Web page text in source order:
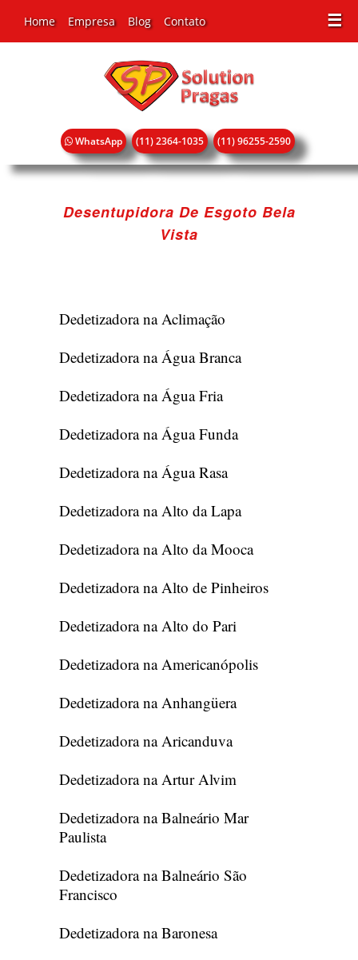
☰
Home Empresa Blog Contato
WhatsApp (11) 2364-1035 (11) 96255-2590
Desentupidora De Esgoto Bela
Vista
Dedetizadora na Aclimação
Dedetizadora na Água Branca
Dedetizadora na Água Fria
Dedetizadora na Água Funda
Dedetizadora na Água Rasa
Dedetizadora na Alto da Lapa
Dedetizadora na Alto da Mooca
Dedetizadora na Alto de Pinheiros
Dedetizadora na Alto do Pari
Dedetizadora na Americanópolis
Dedetizadora na Anhangüera
Dedetizadora na Aricanduva
Dedetizadora na Artur Alvim
Dedetizadora na Balneário Mar
Paulista
Dedetizadora na Balneário São
Francisco
Dedetizadora na Baronesa